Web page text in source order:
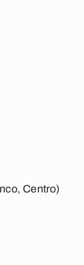
Centro)